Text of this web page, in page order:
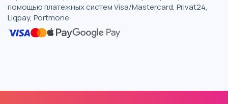
помощью платежных систем Visa/Mastercard, Privat24,
Liqpay, Portmone